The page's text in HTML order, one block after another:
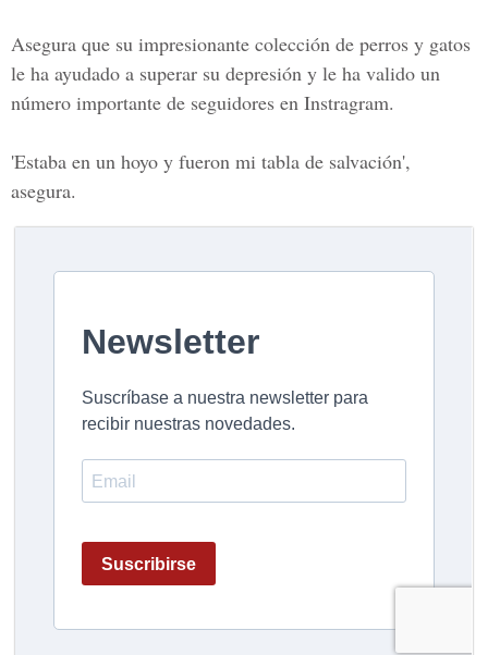
Asegura que su impresionante colección de perros y gatos
le ha ayudado a superar su depresión y le ha valido un
número importante de seguidores en Instragram.
'Estaba en un hoyo y fueron mi tabla de salvación',
asegura.